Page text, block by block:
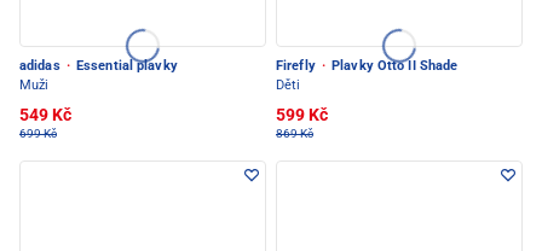
adidas · Essential plavky
Muži
549 Kč
699 Kč
Firefly · Plavky Otto II Shade
Děti
599 Kč
869 Kč